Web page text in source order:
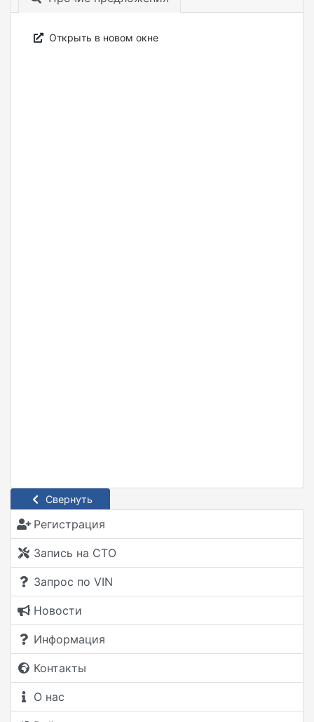
Свернуть
Регистрация
Запись на СТО
Запрос по VIN
Новости
Информация
Контакты
О нас
Открыть в новом окне